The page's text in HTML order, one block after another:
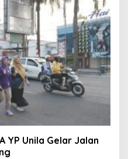
YP Unila Gelar Jalan